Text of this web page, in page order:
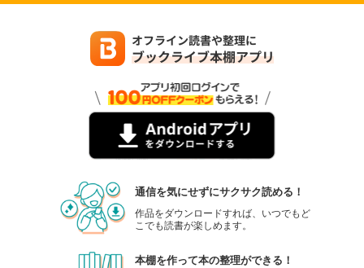
通信を気にせずにサクサク読める！
作品をダウンロードすれば、いつでもど
こでも読書が楽しめます。
本棚を作って本の整理ができる！